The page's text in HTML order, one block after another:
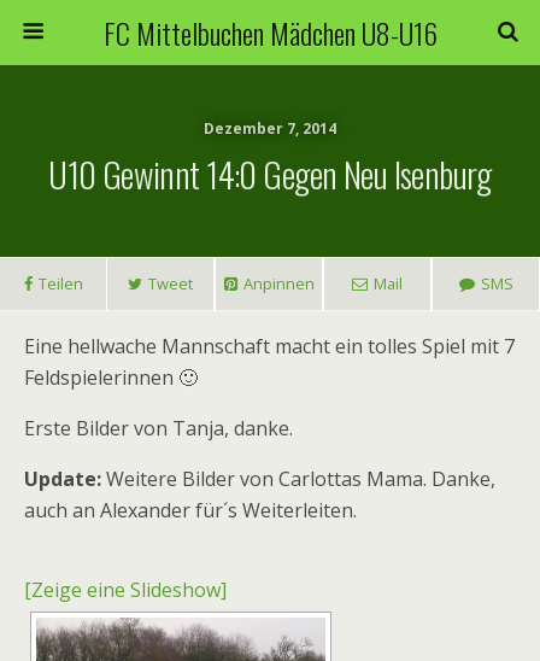
FC Mittelbuchen Mädchen U8-U16
Dezember 7, 2014
U10 Gewinnt 14:0 Gegen Neu Isenburg
Teilen Tweet Anpinnen Mail SMS
Eine hellwache Mannschaft macht ein tolles Spiel mit 7
Feldspielerinnen 🙂
Erste Bilder von Tanja, danke.
Update:Weitere Bilder von Carlottas Mama. Danke,
auch an Alexander für´s Weiterleiten.
[Zeige eine Slideshow]